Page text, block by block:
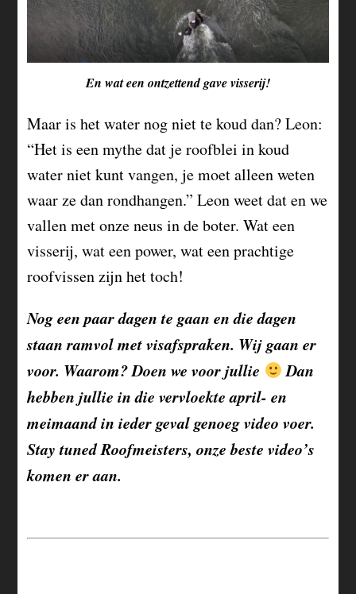
En wat een ontzettend gave visserij!
Maar is het water nog niet te koud dan? Leon:
“Het is een mythe dat je roofblei in koud
water niet kunt vangen, je moet alleen weten
waar ze dan rondhangen.” Leon weet dat en we
vallen met onze neus in de boter. Wat een
visserij, wat een power, wat een prachtige
roofvissen zijn het toch!
Nog een paar dagen te gaan en die dagen
staan ramvol met visafspraken. Wij gaan er
voor. Waarom? Doen we voor jullie
Dan
hebben jullie in die vervloekte april- en
meimaand in ieder geval genoeg video voer.
Stay tuned Roofmeisters, onze beste video’s
komen er aan.